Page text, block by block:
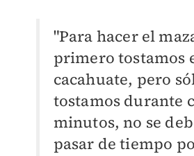
"Para hacer el
primero tostamos
cacahuate, pero
tostamos durante
minutos, no se
pasar de tiempo